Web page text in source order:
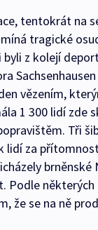
tentokrát na
tragické
z kolejí
vězením,
1 300 lidí zde
Tři
lidí za
brněnské
Podle některých
že se na ně